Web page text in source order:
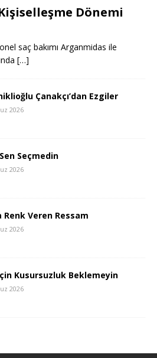
Dönemi
saç bakımı Arganmidas ile
[…]
Çanakçı’dan Ezgiler
2026
Sen Seçmedin
2026
Renk Veren Ressam
2026
Kusursuzluk Beklemeyin
2026